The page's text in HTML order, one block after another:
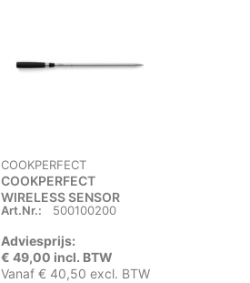
COOKPERFECT
COOKPERFECT
WIRELESS SENSOR
Art.Nr.: 500100200
Adviesprijs:
€ 49,00 incl. BTW
Vanaf € 40,50 excl. BTW